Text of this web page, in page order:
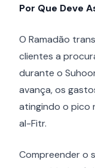
Por Que Deve
O Ramadão
clientes a
durante o
avança, os
atingindo o pico
al-Fitr.
Compreender o